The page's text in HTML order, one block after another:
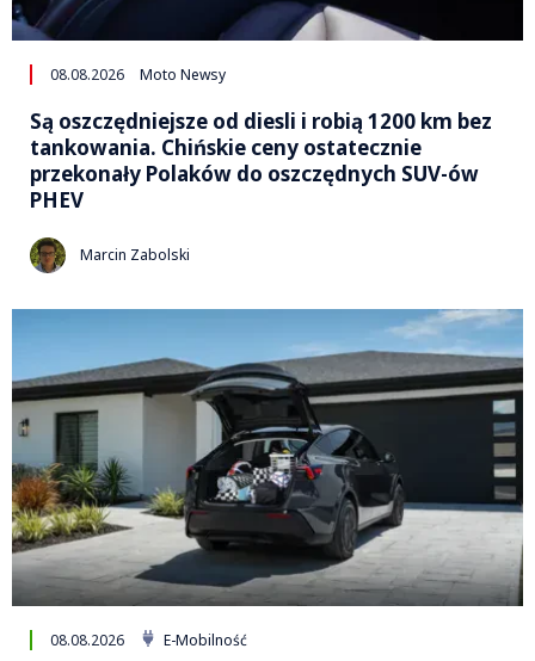
08.08.2026 Moto Newsy
Są oszczędniejsze od diesli i robią 1200 km bez
tankowania. Chińskie ceny ostatecznie
przekonały Polaków do oszczędnych SUV-ów
PHEV
Marcin Zabolski
08.08.2026 E-Mobilność